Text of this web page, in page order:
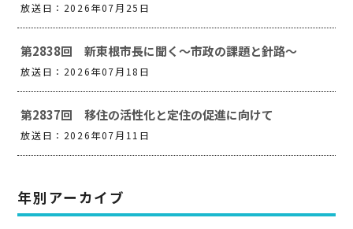
放送日：2026年07月25日
第2838回 新東根市長に聞く～市政の課題と針路～
放送日：2026年07月18日
第2837回 移住の活性化と定住の促進に向けて
放送日：2026年07月11日
年別アーカイブ